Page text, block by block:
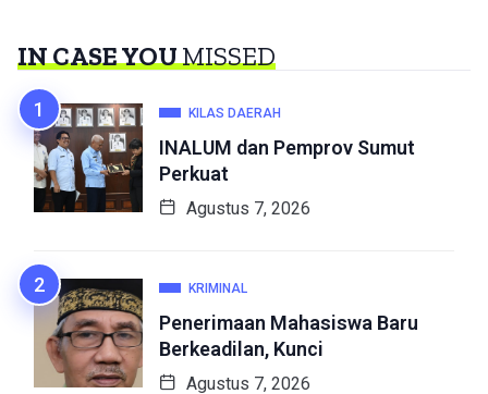
IN CASE YOUMISSED
KILAS DAERAH
INALUM dan Pemprov Sumut
Perkuat
Agustus 7, 2026
KRIMINAL
Penerimaan Mahasiswa Baru
Berkeadilan, Kunci
Agustus 7, 2026